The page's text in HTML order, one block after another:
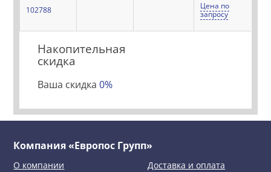
102788
Цена по
запросу
Накопительная
скидка
Ваша скидка0%
Компания «Европос Групп»
О компании
Доставка и оплата